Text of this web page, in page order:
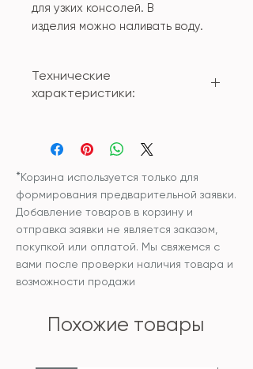
для узких консолей. В
изделия можно наливать воду.
Технические
характеристики:
Размер: large (25*30см)
*Корзина используется только для
формирования предварительной заявки.
Добавление товаров в корзину и
отправка заявки не является заказом,
покупкой или оплатой. Мы свяжемся с
вами после проверки наличия товара и
возможности продажи
Похожие товары